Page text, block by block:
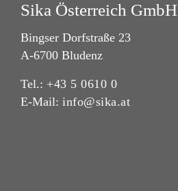
Sika Österreich GmbH
Bingser Dorfstraße 23
A-6700 Bludenz
Tel.: +43 5 0610 0
E-Mail: info@sika.at